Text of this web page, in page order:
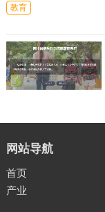
教育
网站导航
首页
产业